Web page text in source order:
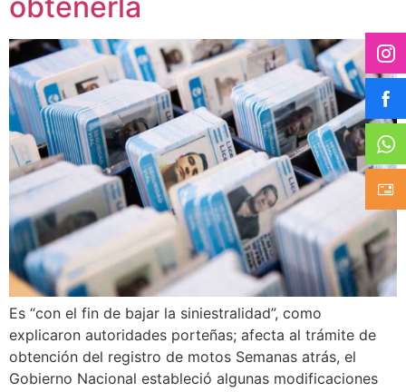
Es “con el fin de bajar la siniestralidad”, como
explicaron autoridades porteñas; afecta al trámite de
obtención del registro de motos Semanas atrás, el
Gobierno Nacional estableció algunas modificaciones